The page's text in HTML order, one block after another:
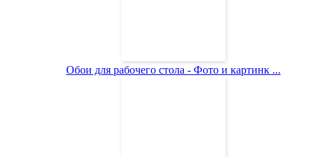
Обои для рабочего стола - Фото и картинк ...